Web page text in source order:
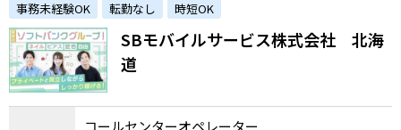
事務未経験OK 転勤なし 時短OK
SBモバイルサービス株式会社 北海
道
コールセンターオペレーター